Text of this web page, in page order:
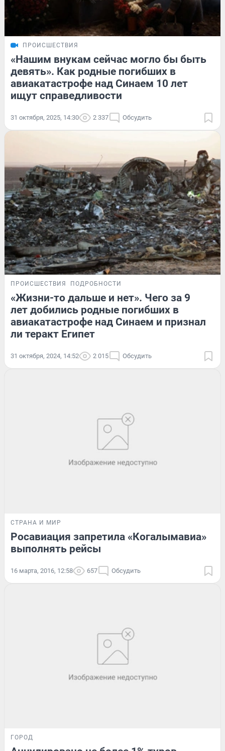
ПРОИСШЕСТВИЯ
«Нашим внукам сейчас могло бы быть
девять». Как родные погибших в
авиакатастрофе над Синаем 10 лет
ищут справедливости
31 октября, 2025, 14:30 2 337 Обсудить
ПРОИСШЕСТВИЯ ПОДРОБНОСТИ
«Жизни-то дальше и нет». Чего за 9
лет добились родные погибших в
авиакатастрофе над Синаем и признал
ли теракт Египет
31 октября, 2024, 14:52 2 015 Обсудить
СТРАНА И МИР
Росавиация запретила «Когалымавиа»
выполнять рейсы
16 марта, 2016, 12:58 657 Обсудить
ГОРОД